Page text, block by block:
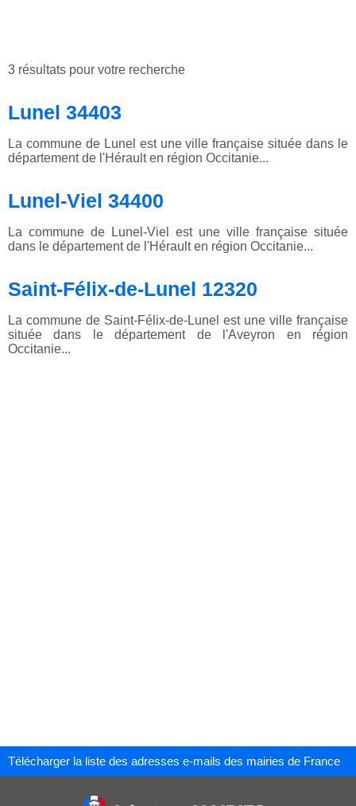
3 résultats pour votre recherche
Lunel 34403
La commune de Lunel est une ville française située dans le
département de l'Hérault en région Occitanie...
Lunel-Viel 34400
La commune de Lunel-Viel est une ville française située
dans le département de l'Hérault en région Occitanie...
Saint-Félix-de-Lunel 12320
La commune de Saint-Félix-de-Lunel est une ville française
située dans le département de l'Aveyron en région
Occitanie...
Télécharger la liste des adresses e-mails des mairies de France